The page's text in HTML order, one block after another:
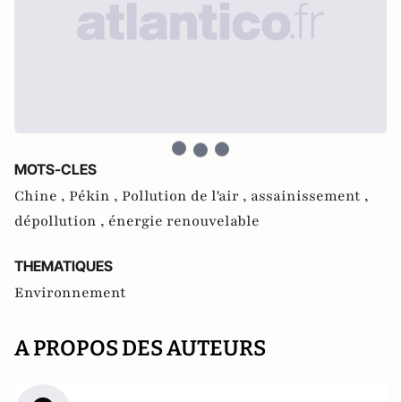
MOTS-CLES
Chine , Pékin , Pollution de l'air , assainissement ,
dépollution , énergie renouvelable
THEMATIQUES
Environnement
A PROPOS DES AUTEURS